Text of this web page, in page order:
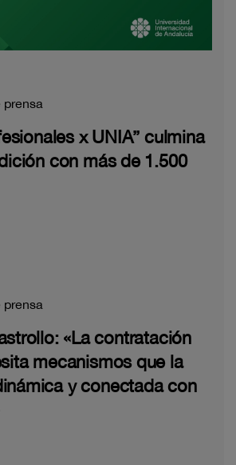
x UNIA” culmina
con más de 1.500
«La contratación
mecanismos que la
y conectada con